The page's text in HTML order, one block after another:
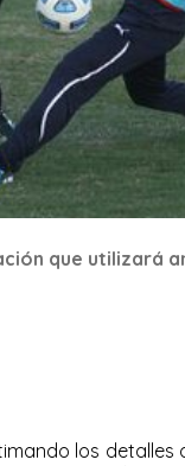
que utilizará
los detalles